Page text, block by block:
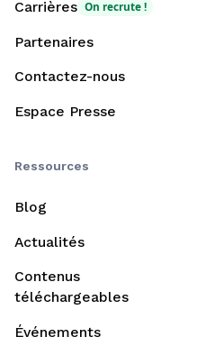
Carrières On recrute !
Partenaires
Contactez-nous
Espace Presse
Ressources
Blog
Actualités
Contenus
téléchargeables
Événements